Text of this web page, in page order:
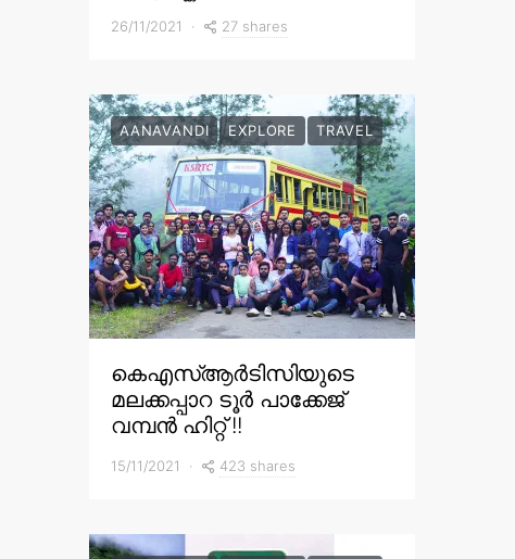
26/11/2021 27 shares
AANAVANDI EXPLORE TRAVEL
കെഎസ്ആർടിസിയുടെ
മലക്കപ്പാറ ടൂർ പാക്കേജ്
വമ്പൻ ഹിറ്റ് !!
15/11/2021 423 shares